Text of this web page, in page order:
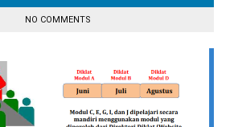
NO COMMENTS